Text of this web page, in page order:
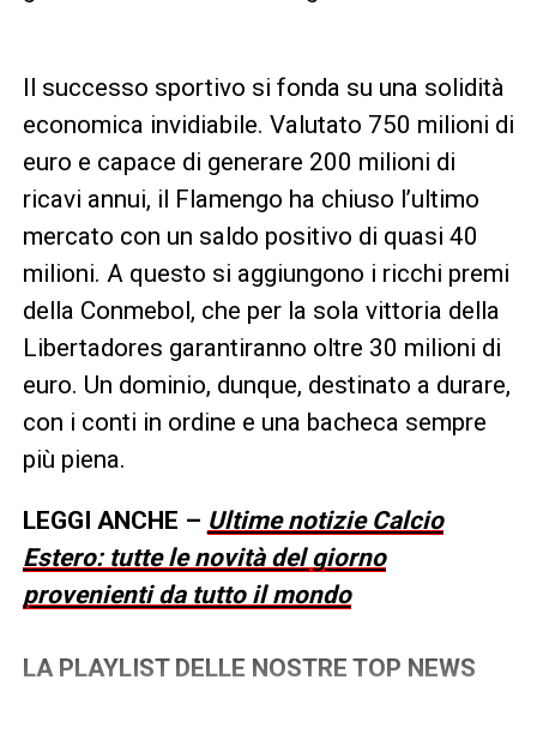
Il successo sportivo si fonda su una solidità
economica invidiabile. Valutato 750 milioni di
euro e capace di generare 200 milioni di
ricavi annui, il Flamengo ha chiuso l’ultimo
mercato con un saldo positivo di quasi 40
milioni. A questo si aggiungono i ricchi premi
della Conmebol, che per la sola vittoria della
Libertadores garantiranno oltre 30 milioni di
euro. Un dominio, dunque, destinato a durare,
con i conti in ordine e una bacheca sempre
più piena.
LEGGI ANCHE – Ultime notizie Calcio
Estero: tutte le novità del giorno
provenienti da tutto il mondo
LA PLAYLIST DELLE NOSTRE TOP NEWS